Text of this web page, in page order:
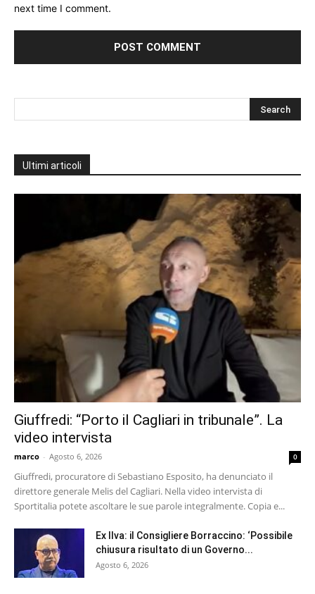
next time I comment.
Ultimi articoli
Giuffredi: “Porto il Cagliari in tribunale”. La
video intervista
marco - Agosto 6, 2026 0
Giuffredi, procuratore di Sebastiano Esposito, ha denunciato il
direttore generale Melis del Cagliari. Nella video intervista di
Sportitalia potete ascoltare le sue parole integralmente. Copia e...
Ex Ilva: il Consigliere Borraccino: ‘Possibile
chiusura risultato di un Governo...
Agosto 6, 2026